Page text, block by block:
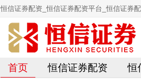
恒信证券配资_恒信证券配资平台_恒信证券
首页 恒信证券配资 恒